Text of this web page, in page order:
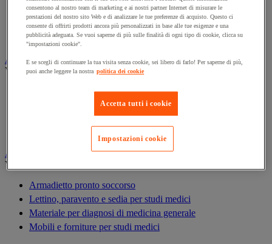
Armadio per prodotti tossici
Casse di ventilazione e filtri
Contenitore di sicurezza
Assorbente industriale
Vedi tutte le categorie
Barriera anti-inquinamento e sistema di deviazione delle
Contenitore e solvente per sgrassaggio
Attrezzatura e mobili per studi medici
Vedi tutte le categorie
Armadietto pronto soccorso
Lettino, paravento e sedia per studi medici
Materiale per diagnosi di medicina generale
Mobili e forniture per studi medici
consentono al nostro team di marketing e ai nostri partner Internet di misurare le
prestazioni del nostro sito Web e di analizzare le tue preferenze di acquisto. Questo ci
consente di offrirti prodotti ancora più personalizzati in base alle tue esigenze e una
pubblicità adeguata. Se vuoi saperne di più sulle finalità di ogni tipo di cookie, clicca su
"impostazioni cookie".
E se scegli di continuare la tua visita senza cookie, sei libero di farlo! Per saperne di più,
puoi anche leggere la nostra politica dei cookie
Accetta tutti i cookie
Impostazioni cookie